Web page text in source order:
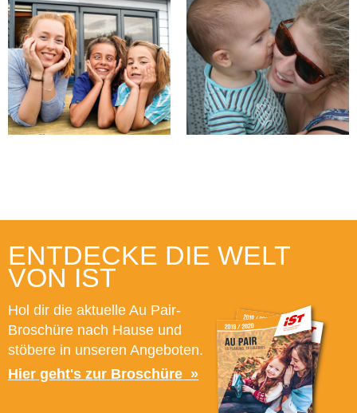
ENTDECKE DIE WELT
VON IST
Hol dir die aktuelle Au Pair-
Broschüre nach Hause und
stöbere in unseren Angeboten.
Hier geht's zur Broschüre